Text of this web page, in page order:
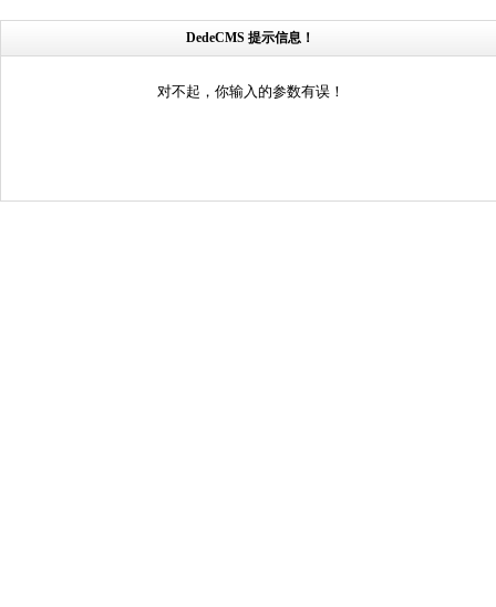
DedeCMS 提示信息！
对不起，你输入的参数有误！